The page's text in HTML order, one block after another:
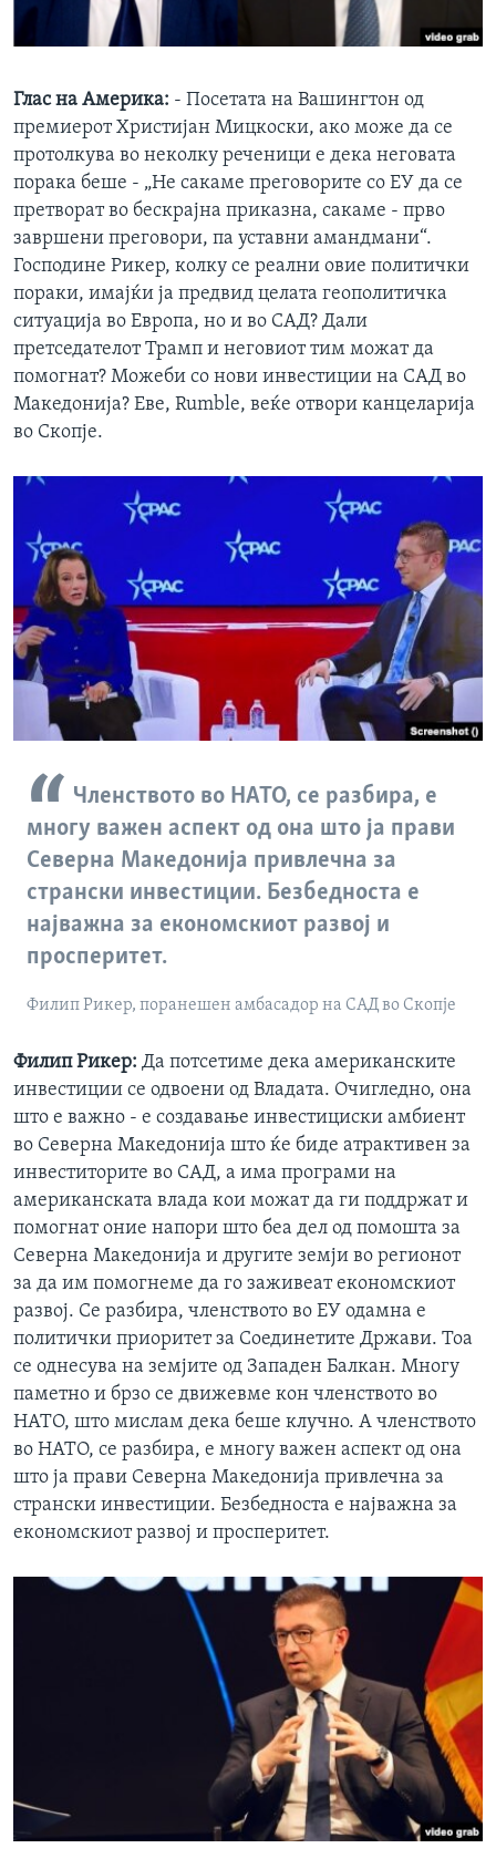
Глас на Америка: - Посетата на Вашингтон од
премиерот Христијан Мицкоски, ако може да се
протолкува во неколку реченици е дека неговата
порака беше - „Не сакаме преговорите со ЕУ да се
претворат во бескрајна приказна, сакаме - прво
завршени преговори, па уставни амандмани“.
Господине Рикер, колку се реални овие политички
пораки, имајќи ја предвид целата геополитичка
ситуација во Европа, но и во САД? Дали
претседателот Трамп и неговиот тим можат да
помогнат? Можеби со нови инвестиции на САД во
Македонија? Еве, Rumble, веќе отвори канцеларија
во Скопје.
Членството во НАТО, се разбира, е
многу важен аспект од она што ја прави
Северна Македонија привлечна за
странски инвестиции. Безбедноста е
најважна за економскиот развој и
просперитет.
Филип Рикер, поранешен амбасадор на САД во Скопје
Филип Рикер: Да потсетиме дека американските
инвестиции се одвоени од Владата. Очигледно, она
што е важно - е создавање инвестициски амбиент
во Северна Македонија што ќе биде атрактивен за
инвеститорите во САД, а има програми на
американската влада кои можат да ги поддржат и
помогнат оние напори што беа дел од помошта за
Северна Македонија и другите земји во регионот
за да им помогнеме да го заживеат економскиот
развој. Се разбира, членството во ЕУ одамна е
политички приоритет за Соединетите Држави. Тоа
се однесува на земјите од Западен Балкан. Многу
паметно и брзо се движевме кон членството во
НАТО, што мислам дека беше клучно. А членството
во НАТО, се разбира, е многу важен аспект од она
што ја прави Северна Македонија привлечна за
странски инвестиции. Безбедноста е најважна за
економскиот развој и просперитет.